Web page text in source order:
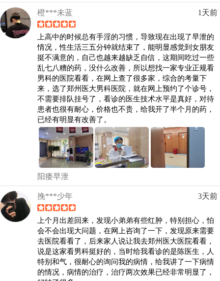
橙***未蓝 1天前
上高中的时候总有手淫的习惯，导致现在出现了早泄的
情况，性生活三五分钟就结束了，能明显感觉到女朋友
挺不满意的，自己也越来越缺乏自信，这期间吃过一些
乱七八糟的药，没什么改善，所以想找一家专业正规看
男科的医院看看，在网上查了很多家，综合的考量下
来，选了郑州医大男科医院，就在网上预约了个诊号，
不需要排队挂号了，看诊的医生技术水平是真好，对待
患者也很有耐心，价格也不贵，给我开了半个月的药，
已经有明显有改善了。
阳痿早泄
挽***少年 3天前
上个月出差回来，发现小弟弟有些红肿，特别担心，怕
会不会出现大问题，在网上咨询了一下，发现原来需要
去医院看看了，后来家人说让我去郑州医大医院看看，
说是这家看男科挺好的，当时给我看诊的是陈医生，人
特别和气，很耐心的询问我的病情，给我讲了一下病情
的情况，病情的治疗，治疗两次效果已经非常明显了，